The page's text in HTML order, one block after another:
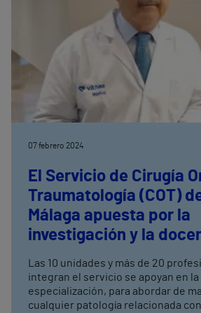
07 febrero 2024
El Servicio de Cirugía
Traumatología (COT)
Málaga apuesta por la
investigación y la
Las 10 unidades y más de 20
integran el servicio se apoyan en
especialización, para abordar de
cualquier patología relacionada